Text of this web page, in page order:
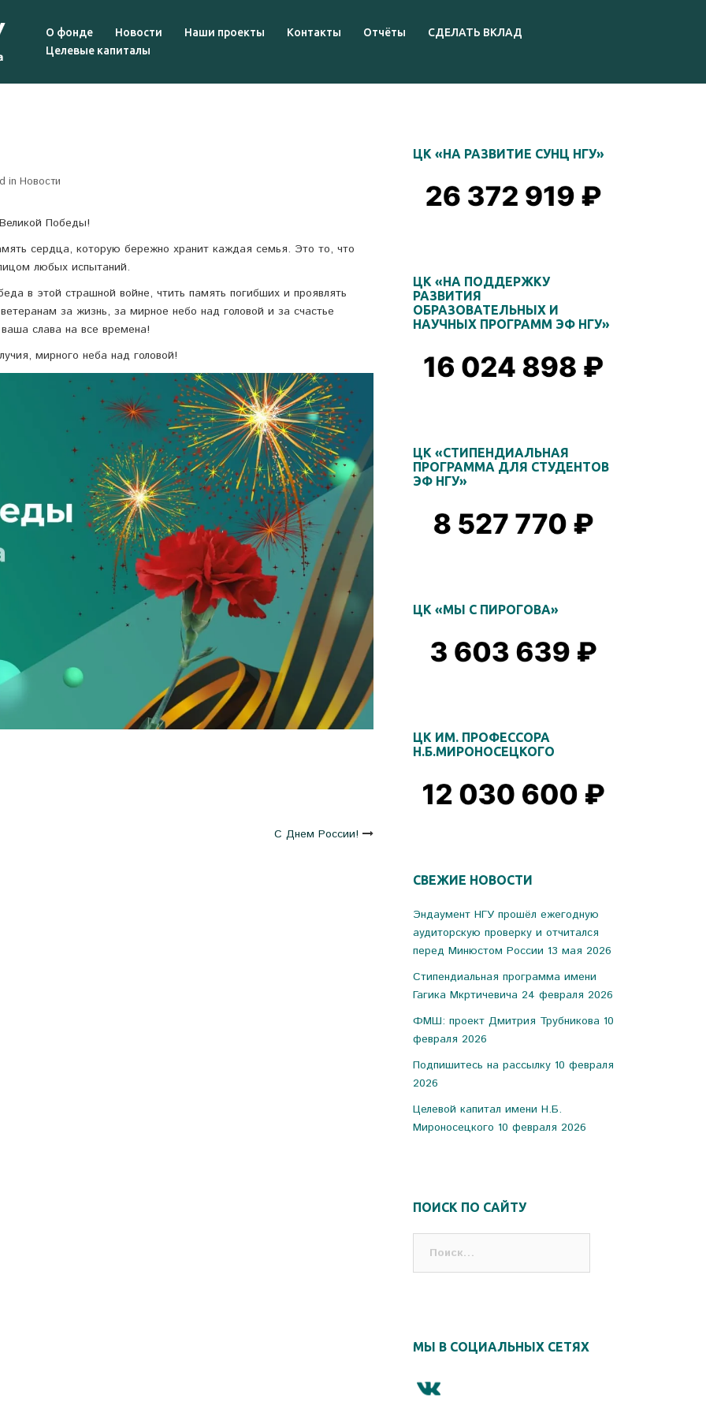
О фонде Новости Наши проекты Контакты Отчёты
СДЕЛАТЬ ВКЛАД
Целевые капиталы
in Новости
Победы!
сердца, которую бережно хранит каждая семья. Это то, что
любых испытаний.
в этой страшной войне, чтить память погибших и проявлять
за жизнь, за мирное небо над головой и за счастье
слава на все времена!
мирного неба над головой!
С Днем России!
ЦК «НА РАЗВИТИЕ СУНЦ НГУ»
ЦК «НА ПОДДЕРЖКУ
РАЗВИТИЯ
ОБРАЗОВАТЕЛЬНЫХ И
НАУЧНЫХ ПРОГРАММ ЭФ НГУ»
ЦК «СТИПЕНДИАЛЬНАЯ
ПРОГРАММА ДЛЯ СТУДЕНТОВ
ЭФ НГУ»
ЦК «МЫ С ПИРОГОВА»
ЦК ИМ. ПРОФЕССОРА
Н.Б.МИРОНОСЕЦКОГО
СВЕЖИЕ НОВОСТИ
Эндаумент НГУ прошёл ежегодную
аудиторскую проверку и отчитался
перед Минюстом России 13 мая 2026
Стипендиальная программа имени
Гагика Мкртичевича 24 февраля 2026
ФМШ: проект Дмитрия Трубникова 10
февраля 2026
Подпишитесь на рассылку 10 февраля
2026
Целевой капитал имени Н.Б.
Мироносецкого 10 февраля 2026
ПОИСК ПО САЙТУ
МЫ В СОЦИАЛЬНЫХ СЕТЯХ